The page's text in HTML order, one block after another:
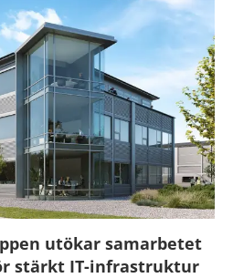
utökar samarbetet
stärkt IT-infrastruktur